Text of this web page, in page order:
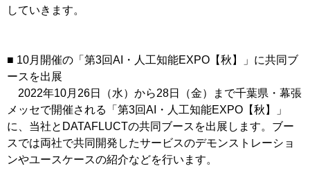
していきます。
■ 10月開催の「第3回AI・人工知能EXPO【秋】」に共同ブ
ースを出展
2022年10月26日（水）から28日（金）まで千葉県・幕張
メッセで開催される「第3回AI・人工知能EXPO【秋】」
に、当社とDATAFLUCTの共同ブースを出展します。ブー
スでは両社で共同開発したサービスのデモンストレーショ
ンやユースケースの紹介などを行います。